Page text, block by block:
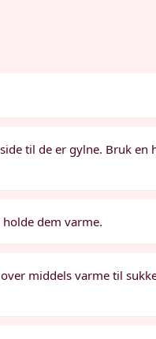
til de er gylne. Bruk en
dem varme.
middels varme til